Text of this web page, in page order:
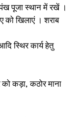
पूजा स्थान में रखें ।
को खिलाएं । शराब
स्थिर कार्य हेतु
को कड़ा, कठोर माना